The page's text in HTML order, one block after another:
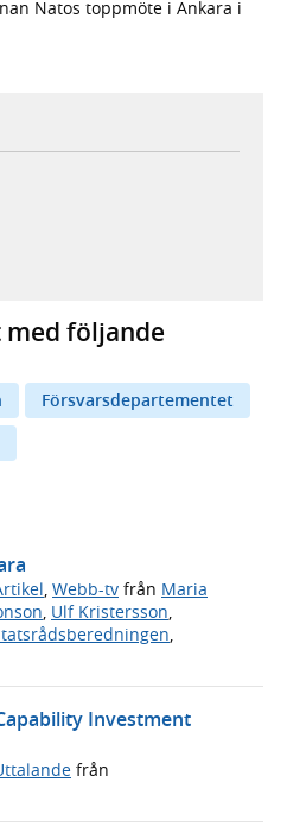
Natos toppmöte i Ankara i
flik, extern webbplats,
webbplats,
flik, extern webbplats,
postklient,
följande
Försvarsdepartementet
, Webb-tv från Maria
, Ulf Kristersson,
,
Investment
från